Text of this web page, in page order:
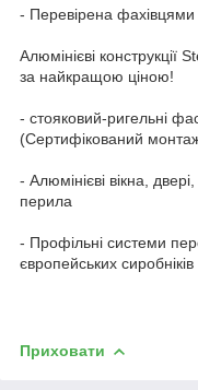
- Перевірена
Алюмінієві конструкції
за найкращою ціною!
- стояковий-ригельні
(Сертифікований
- Алюмінієві вікна,
перила
- Профільні системи
європейських сиробніків
Приховати